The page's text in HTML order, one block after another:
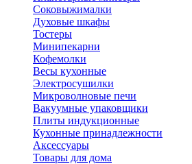
Соковыжималки
Духовые шкафы
Тостеры
Минипекарни
Кофемолки
Весы кухонные
Электросушилки
Микроволновые печи
Вакуумные упаковщики
Плиты индукционные
Кухонные принадлежности
Аксессуары
Товары для дома